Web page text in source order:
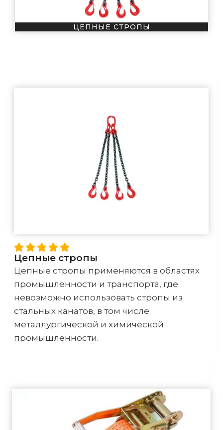
ЦЕПНЫЕ СТРОПЫ
Цепные стропы
Цепные стропы применяются в областях
промышленности и транспорта, где
невозможно использовать стропы из
стальных канатов, в том числе
металлургической и химической
промышленности.